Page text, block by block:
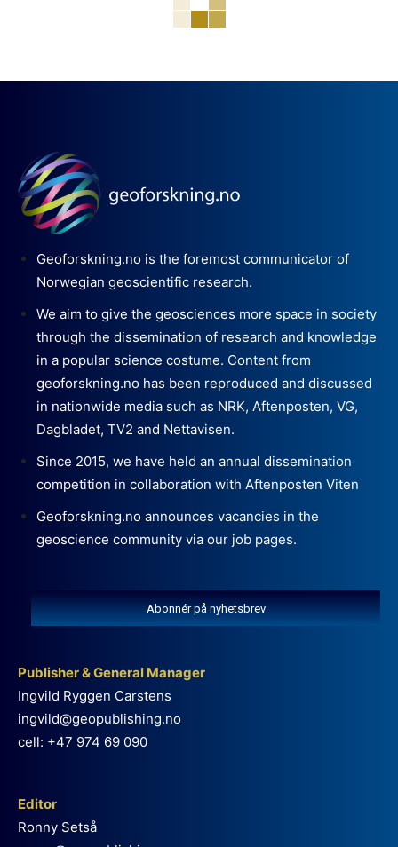
Geoforskning.no is the foremost communicator of
Norwegian geoscientific research.
We aim to give the geosciences more space in society
through the dissemination of research and knowledge
in a popular science costume. Content from
geoforskning.no has been reproduced and discussed
in nationwide media such as NRK, Aftenposten, VG,
Dagbladet, TV2 and Nettavisen.
Since 2015, we have held an annual dissemination
competition in collaboration with Aftenposten Viten
Geoforskning.no announces vacancies in the
geoscience community via our job pages.
Abonnér på nyhetsbrev
Publisher & General Manager
Ingvild Ryggen Carstens
ingvild@geopublishing.no
cell: +47 974 69 090
Editor
Ronny Setså